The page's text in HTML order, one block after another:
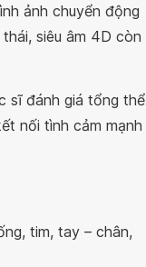
ảnh chuyển động
siêu âm 4D còn
sĩ đánh giá tổng thể
nối tình cảm mạnh
tim, tay – chân,